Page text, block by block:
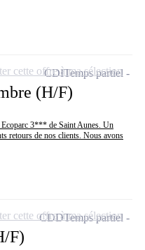
(H/F)
3*** de Saint Aunes. Un
retours de nos clients. Nous avons
CDITemps partiel
cette offre à ma sélection
F)
CDDTemps partiel
cette offre à ma sélection